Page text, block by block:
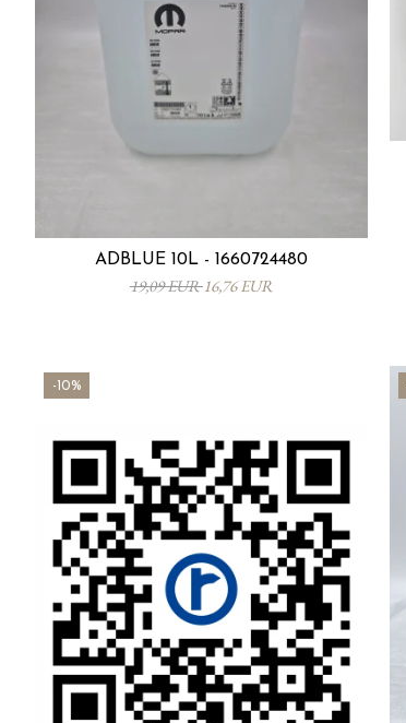
ADBLUE 10L - 1660724480
19,09 EUR16,76 EUR
-10%